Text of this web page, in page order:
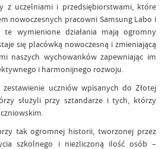
z uczelniami i przedsiębiorstwami, które
nowoczesnych pracowni Samsung Labo i
te wymienione działania mają ogromny
się placówką nowoczesną i zmieniającą
naszych wychowanków zapewniając im
i harmonijnego rozwoju.
uczniów wpisanych do Złotej
służyli przy sztandarze i tych, którzy
tak ogromnej historii, tworzonej przez
szkolnego i niezliczoną ilość osób –